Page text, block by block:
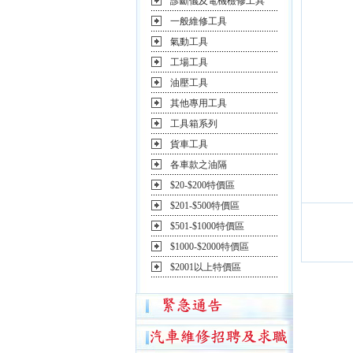
一般維修工具
氣動工具
工場工具
油壓工具
其他專用工具
工具箱系列
貨車工具
各車款之油隔
$20-$200特價區
$201-$500特價區
$501-$1000特價區
$1000-$2000特價區
$2001以上特價區